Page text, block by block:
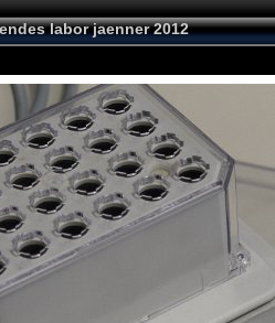
labor jaenner 2012